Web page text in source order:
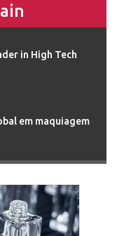
in High Tech
em maquiagem